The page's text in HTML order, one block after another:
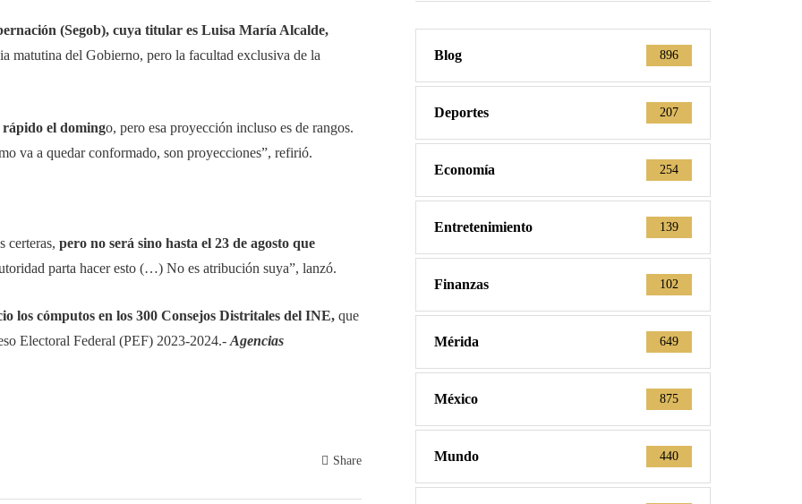
(Segob), cuya titular es Luisa María Alcalde,
matutina del Gobierno, pero la facultad exclusiva de la
rápido el domingo, pero esa proyección incluso es de rangos.
va a quedar conformado, son proyecciones”, refirió.
certeras, pero no será sino hasta el 23 de agosto que
parta hacer esto (…) No es atribución suya”, lanzó.
los cómputos en los 300 Consejos Distritales del INE, que
Electoral Federal (PEF) 2023-2024.- Agencias
Share
Blog 896
Deportes 207
Economía 254
Entretenimiento 139
Finanzas 102
Mérida 649
México 875
Mundo 440